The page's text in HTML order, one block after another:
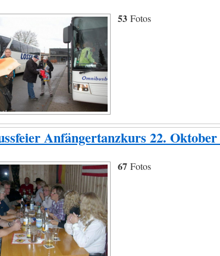
53 Fotos
Anfängertanzkurs 22. Oktober
67 Fotos